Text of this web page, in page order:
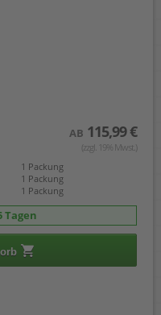
AB 115,99 €
(zzgl. 19% Mwst.)
1 Packung
1 Packung
1 Packung
Tagen